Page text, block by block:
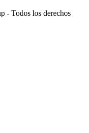
- Todos los derechos